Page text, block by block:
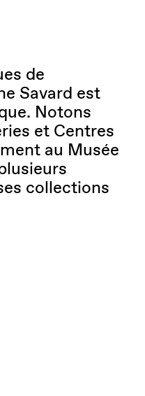
de
Savard est
Notons
et Centres
au Musée
collections